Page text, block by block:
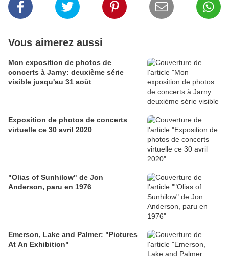
Vous aimerez aussi
Mon exposition de photos de
concerts à Jarny: deuxième série
visible jusqu'au 31 août
Exposition de photos de concerts
virtuelle ce 30 avril 2020
"Olias of Sunhilow" de Jon
Anderson, paru en 1976
Emerson, Lake and Palmer: "Pictures
At An Exhibition"